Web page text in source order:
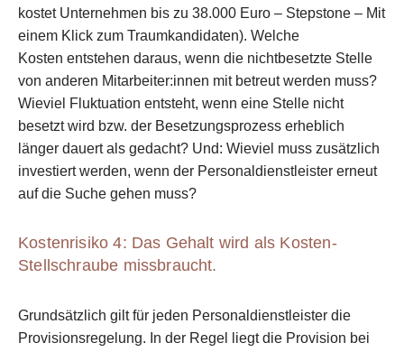
kostet Unternehmen bis zu 38.000 Euro – Stepstone – Mit
einem Klick zum Traumkandidaten). Welche
Kosten entstehen daraus, wenn die nichtbesetzte Stelle
von anderen Mitarbeiter:innen mit betreut werden muss?
Wieviel Fluktuation entsteht, wenn eine Stelle nicht
besetzt wird bzw. der Besetzungsprozess erheblich
länger dauert als gedacht? Und: Wieviel muss zusätzlich
investiert werden, wenn der Personaldienstleister erneut
auf die Suche gehen muss?
Kostenrisiko 4: Das Gehalt wird als Kosten-
Stellschraube missbraucht.
Grundsätzlich gilt für jeden Personaldienstleister die
Provisionsregelung. In der Regel liegt die Provision bei